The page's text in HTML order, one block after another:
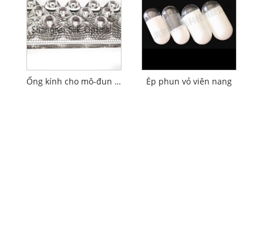
Ống kính cho mô-đun đèn nền HUD Ép phun vỏ viên nang